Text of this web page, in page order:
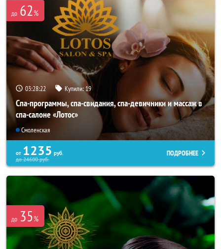
до 62%
03:28:21 Купили: 19
Спа-программы, спа-свидания, спа-девичники и массаж в
спа-салоне «Лотос»
Смоленская
от 1235 руб.
до24600руб.
ПОДРОБНЕЕ
до 35%